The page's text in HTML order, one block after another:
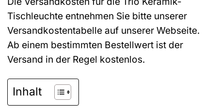
Tischleuchte entnehmen Sie bitte unserer
Versandkostentabelle auf unserer Webseite.
Ab einem bestimmten Bestellwert ist der
Versand in der Regel kostenlos.
Inhalt